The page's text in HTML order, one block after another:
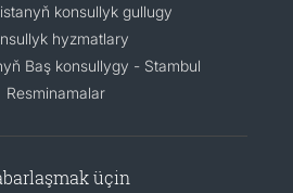
konsullyk gullugy
hyzmatlary
Baş konsullygy - Stambul
Resminamalar
üçin